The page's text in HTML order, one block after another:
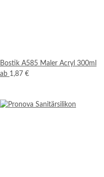
Bostik A585 Maler Acryl 300ml
ab 1,87 €